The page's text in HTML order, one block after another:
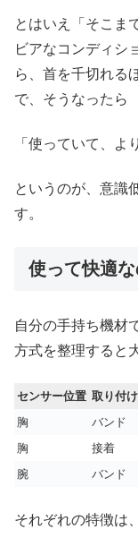
とはいえ「そこま
ビアなコンディシ
ら、首を千切れる
で、そうなったら
「使っていて、よ
というのが、意識
す。
使って快適
自分の手持ち機材
方式を整理すると
センサー位置 取り付
胸
バンド
胸
接着
腕
バンド
それぞれの特徴は